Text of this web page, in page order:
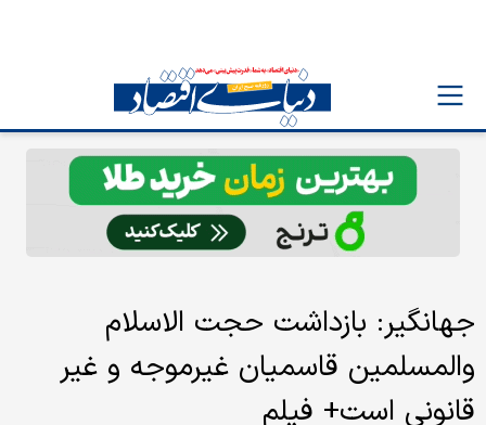
جهانگیر: بازداشت حجت الاسلام
والمسلمین قاسمیان غیرموجه و غیر
قانونی است+ فیلم